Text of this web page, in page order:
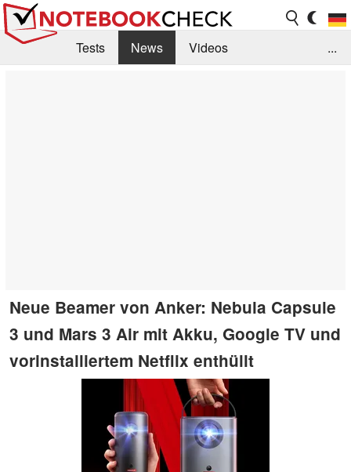
Tests News
Videos
...
Neue Beamer von Anker: Nebula Capsule
3 und Mars 3 Air mit Akku, Google TV und
vorinstalliertem Netflix enthüllt